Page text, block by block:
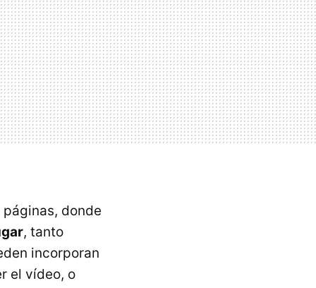
donde
, tanto
incorporan
el vídeo, o